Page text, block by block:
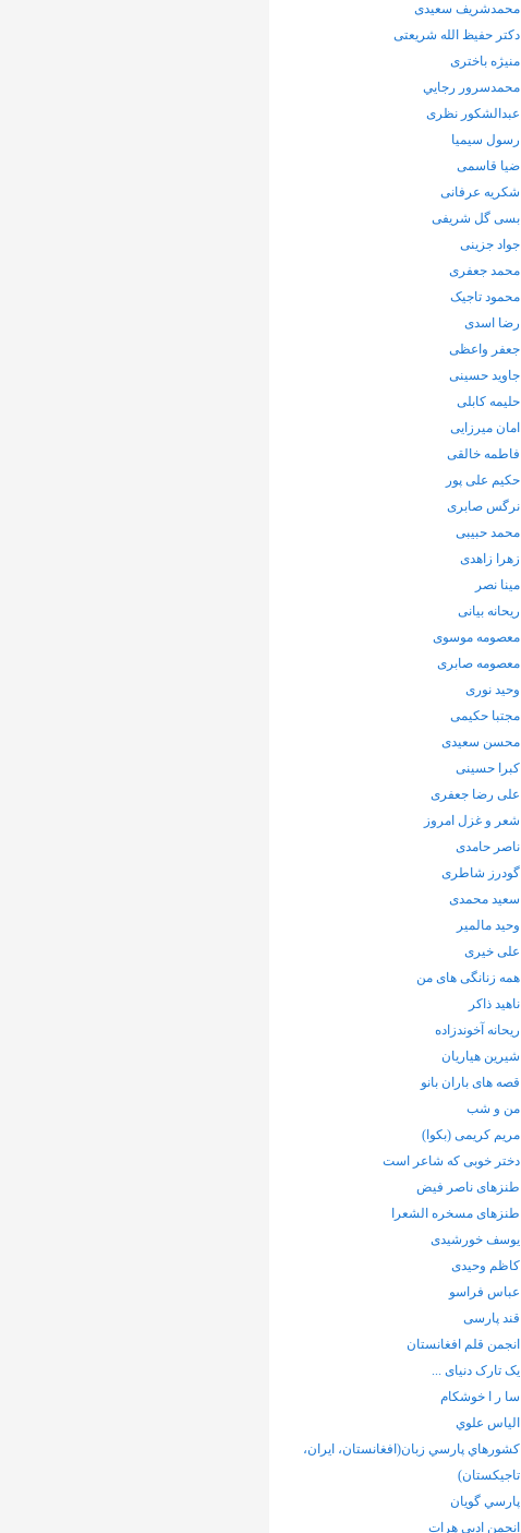
محمدشریف سعیدی
دکتر حفیظ الله شریعتی
منیژه باختری
محمدسرور رجايي
عبدالشکور نظری
رسول سیمیا
ضیا قاسمی
شکریه عرفانی
بسی گل شریفی
جواد جزینی
محمد جعفری
محمود تاجیک
رضا اسدی
جعفر واعظی
جاوید حسینی
حلیمه کابلی
امان میرزایی
فاطمه خالقی
حکیم علی پور
نرگس صابری
محمد حبیبی
زهرا زاهدی
مینا نصر
ریحانه بیانی
معصومه موسوی
معصومه صابری
وحید نوری
مجتبا حکیمی
محسن سعیدی
کبرا حسینی
علی رضا جعفری
شعر و غزل امروز
ناصر حامدی
گودرز شاطری
سعید محمدی
وحید مالمیر
علی خیری
همه زنانگی های من
ناهید ذاکر
ریحانه آخوندزاده
شیرین هیاریان
قصه های باران بانو
من و شب
مریم کریمی (بکوا)
دختر خوبی که شاعر است
طنزهای ناصر فیض
طنزهای مسخره الشعرا
یوسف خورشیدی
کاظم وحیدی
عباس فراسو
قند پارسی
انجمن قلم افغانستان
یک تارک دنیای ...
سا ر ا خوشکام
الياس علوي
كشورهاي پارسي زبان(افغانستان، ايران،
تاجيكستان)
پارسي گويان
انجمن ادبی هرات